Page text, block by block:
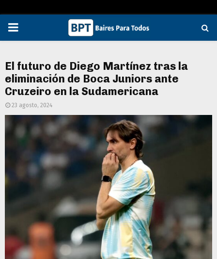
PRIMARY
El futuro de Diego Martínez tras la
eliminación de Boca Juniors ante
Cruzeiro en la Sudamericana
23 agosto, 2024